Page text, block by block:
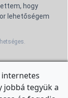
hogy
lehetőségem
jobbá tegyük a